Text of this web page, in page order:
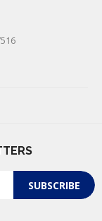
SUBSCRIBE